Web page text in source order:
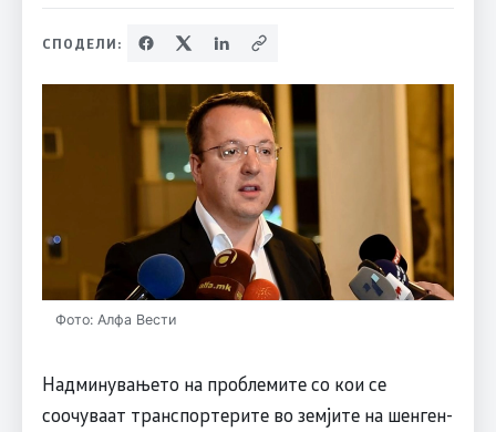
СПОДЕЛИ:
Фото: Алфа Вести
Надминувањето на проблемите со кои се
соочуваат транспортерите во земјите на шенген-